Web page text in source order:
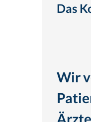
Das
Wir
Ärzte